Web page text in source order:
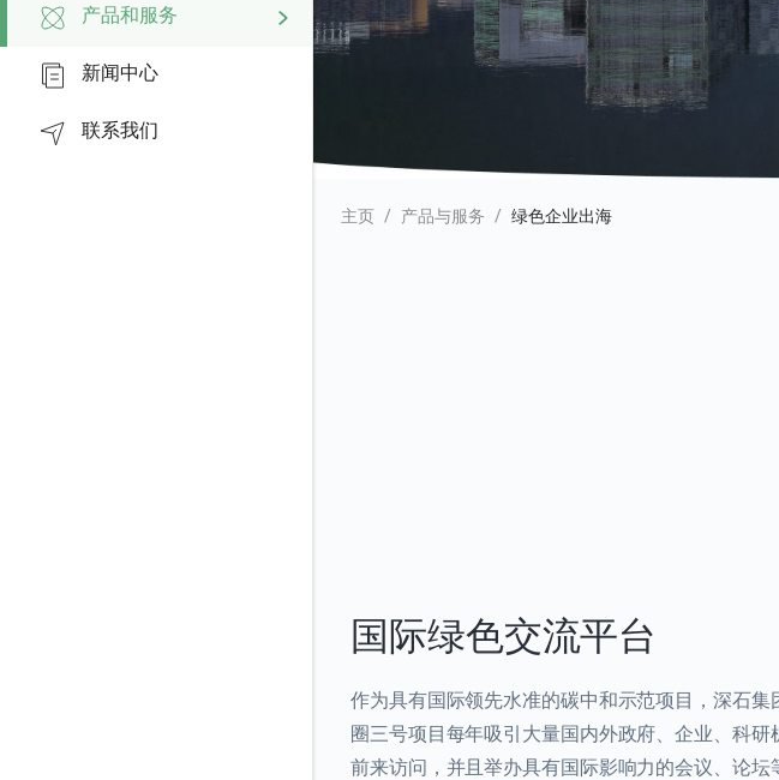
产品和服务
新闻中心
联系我们
主页 产品与服务 绿色企业出海
国际绿色交流平台
作为具有国际领先水准的碳中和示范项目，深石集
圈三号项目每年吸引大量国内外政府、企业、科研
前来访问，并且举办具有国际影响力的会议、论坛